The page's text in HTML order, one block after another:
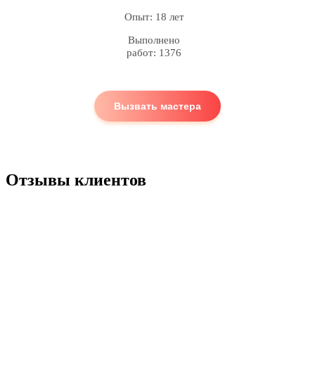
Опыт: 18 лет
Выполнено
работ: 1376
Вызвать мастера
Отзывы клиентов